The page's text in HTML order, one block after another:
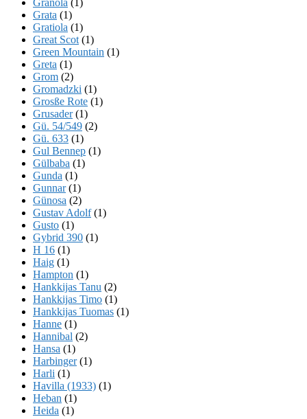
Grata (1)
Gratiola (1)
Great Scot (1)
Green Mountain (1)
Greta (1)
Grom (2)
Gromadzki (1)
Grosße Rote (1)
Grusader(1)
Gü. 54/549 (2)
Gü. 633 (1)
Gul Bennep (1)
Gülbaba (1)
Gunda (1)
Gunnar(1)
Günosa (2)
Gustav Adolf(1)
Gusto (1)
Gybrid 390 (1)
H 16 (1)
Haig (1)
Hampton (1)
Hankkijas Tanu (2)
Hankkijas Timo (1)
Hankkijas Tuomas (1)
Hanne (1)
Hannibal (2)
Hansa (1)
Harbinger(1)
Harli (1)
Havilla (1933) (1)
Heban (1)
Heida (1)